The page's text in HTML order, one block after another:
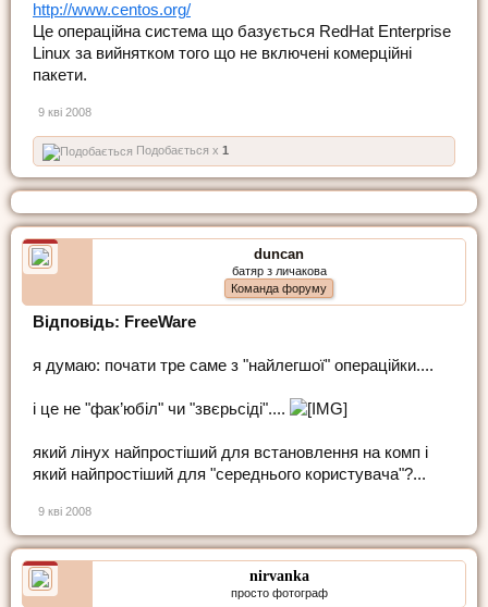
http://www.centos.org/
Це операційна система що базується RedHat Enterprise
Linux за вийнятком того що не включені комерційні
пакети.
9 кві 2008
Подобається x 1
duncan
батяр з личакова
Команда форуму
Відповідь: FreeWare
я думаю: почати тре саме з "найлегшої" операційки....
і це не "фак’юбіл" чи "звєрьсіді"....
який лінух найпростіший для встановлення на комп і
який найпростіший для "середнього користувача"?...
9 кві 2008
nirvanka
просто фотограф